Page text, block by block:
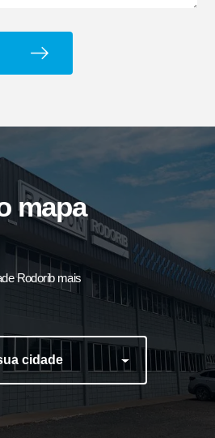
Apara-barro Antispray
mapa
Rodorib mais
cidade